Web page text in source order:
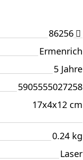
86256
Ermenrich
5 Jahre
5905555027258
17x4x12 cm
0.24 kg
Laser